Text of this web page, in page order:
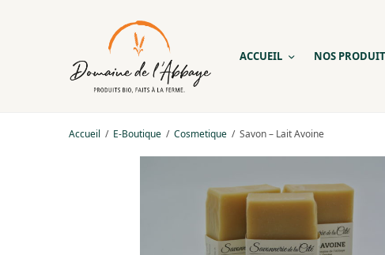
ACCUEIL NOS
Accueil / E-Boutique / Cosmetique / Savon – Lait Avoine